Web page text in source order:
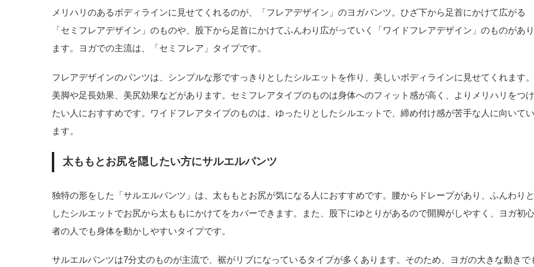
メリハリのあるボディラインに見せてくれるのが、「フレアデザイン」のヨガパンツ。ひざ下から足首にかけて広がる
「セミフレアデザイン」のものや、股下から足首にかけてふんわり広がっていく「ワイドフレアデザイン」のものがあり
ます。ヨガでの主流は、「セミフレア」タイプです。
フレアデザインのパンツは、シンプルな形ですっきりとしたシルエットを作り、美しいボディラインに見せてくれます。
美脚や足長効果、美尻効果などがあります。セミフレアタイプのものは身体へのフィット感が高く、よりメリハリをつけ
たい人におすすめです。ワイドフレアタイプのものは、ゆったりとしたシルエットで、締め付け感が苦手な人に向いてい
ます。
太ももとお尻を隠したい方にサルエルパンツ
独特の形をした「サルエルパンツ」は、太ももとお尻が気になる人におすすめです。腰からドレープがあり、ふんわりと
したシルエットでお尻から太ももにかけてをカバーできます。また、股下にゆとりがあるので開脚がしやすく、ヨガ初心
者の人でも身体を動かしやすいタイプです。
サルエルパンツは7分丈のものが主流で、裾がリブになっているタイプが多くあります。そのため、ヨガの大きな動きで